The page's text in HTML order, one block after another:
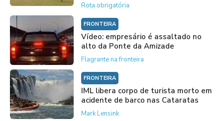
Rota obrigatória
FRONTEIRA
Vídeo: empresário é assaltado no
alto da Ponte da Amizade
Flagrante na fronteira
FRONTEIRA
IML libera corpo de turista morto em
acidente de barco nas Cataratas
Mark Lensink